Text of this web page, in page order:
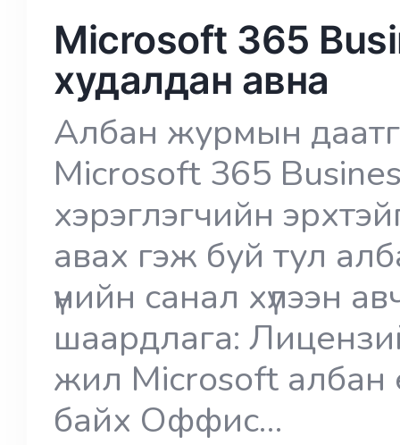
Microsoft 365
худалдан авна
Албан журмын
Microsoft 365
хэрэглэгчийн
авах гэж буй тул
үнийн санал хүлээн
шаардлага:
жил Microsoft албан
байх Оффис…